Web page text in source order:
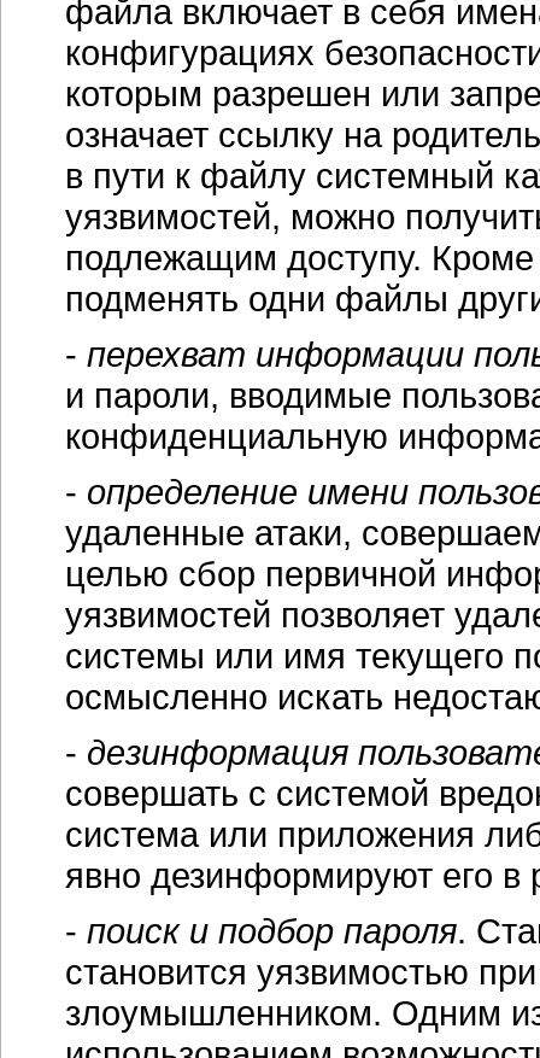
файла включает в себя
конфигурациях
которым разрешен или
означает ссылку на
в пути к файлу системный
уязвимостей, можно
подлежащим доступу. Кроме
подменять одни файлы
- перехват информации
и пароли, вводимые
конфиденциальную
- определение имени
удаленные атаки,
целью сбор первичной
уязвимостей позволяет
системы или имя текущего
осмысленно искать
- дезинформация
совершать с системой
система или приложения
явно дезинформируют его в
- поиск и подбор пароля.
становится уязвимостью
злоумышленником. Одним